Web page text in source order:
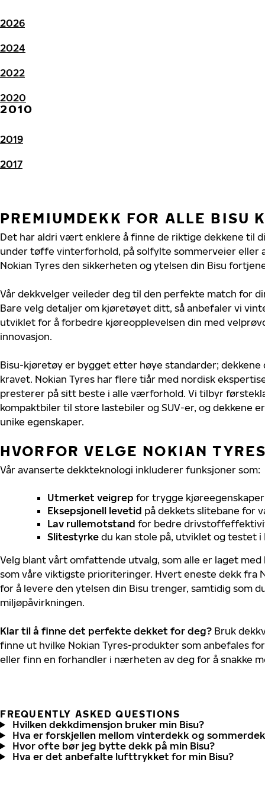
2026
2024
2022
2020
2010
2019
2017
PREMIUMDEKK FOR ALLE BISU
Det har aldri vært enklere å finne de riktige dekkene til
under tøffe vinterforhold, på solfylte sommerveier eller
Nokian Tyres den sikkerheten og ytelsen din Bisu
Vår dekkvelger veileder deg til den perfekte match for
Bare velg detaljer om kjøretøyet ditt, så anbefaler vi
utviklet for å forbedre kjøreopplevelsen din med
innovasjon.
Bisu-kjøretøy er bygget etter høye standarder;
kravet. Nokian Tyres har flere tiår med nordisk
presterer på sitt beste i alle værforhold. Vi tilbyr
kompaktbiler til store lastebiler og SUV-er, og dekkene
unike egenskaper.
HVORFOR VELGE NOKIAN
Vår avanserte dekkteknologi inkluderer funksjoner som:
Utmerket veigrep for trygge
Eksepsjonell levetid på dekkets slitebane for
Lav rullemotstand for bedre
Slitestyrke du kan stole på, utviklet og testet i
Velg blant vårt omfattende utvalg, som alle er laget
som våre viktigste prioriteringer. Hvert eneste dekk fra
for å levere den ytelsen din Bisu trenger, samtidig som
miljøpåvirkningen.
Klar til å finne det perfekte dekket for deg? Bruk
finne ut hvilke Nokian Tyres-produkter som anbefales
eller finn en forhandler i nærheten av deg for å snakke
FREQUENTLY ASKED QUESTIONS
Hvilken dekkdimensjon bruker min Bisu?
Hva er forskjellen mellom vinterdekk og
Hvor ofte bør jeg bytte dekk på min Bisu?
Hva er det anbefalte lufttrykket for min Bisu?